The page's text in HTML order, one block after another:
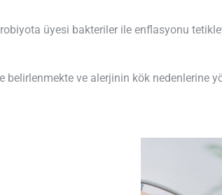
üyesi bakteriler ile enflasyonu
ve alerjinin kök nedenlerine